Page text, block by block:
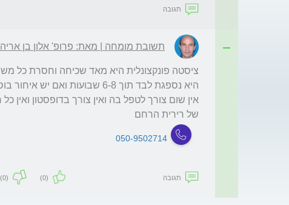
תגובה
תשובת מומחה | מאת: פרופ' אלון בן אריה
של רירית הרחם
050-9502714
תגובה (0)
(0)